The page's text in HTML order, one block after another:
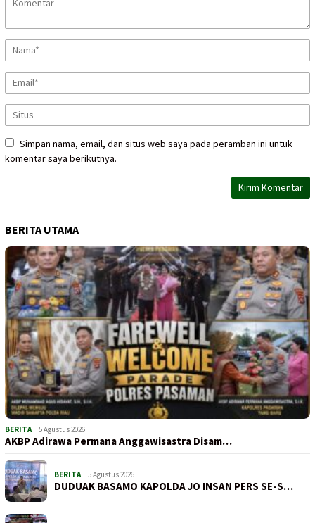
Simpan nama, email, dan situs web saya pada peramban ini untuk
komentar saya berikutnya.
BERITA UTAMA
BERITA 5 Agustus 2026
AKBP Adirawa Permana Anggawisastra Disam…
BERITA 5 Agustus 2026
DUDUAK BASAMO KAPOLDA JO INSAN PERS SE-S…